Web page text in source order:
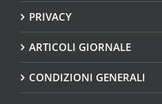
PRIVACY
ARTICOLI GIORNALE
CONDIZIONI GENERALI